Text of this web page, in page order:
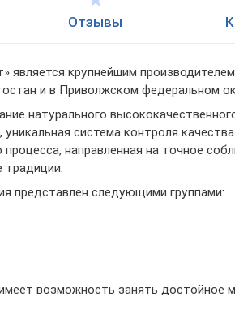
Отзывы
является крупнейшим производителем
и в Приволжском федеральном
натурального
система контроля
направленная на точное
традиции.
представлен следующими группами:
возможность занять достойное